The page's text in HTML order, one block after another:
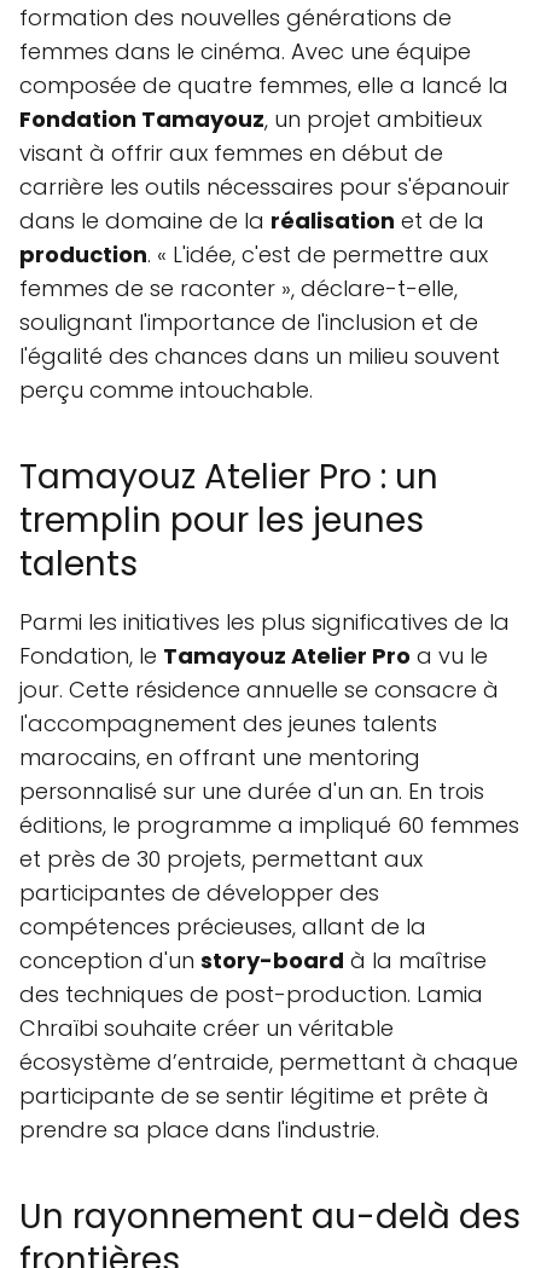
formation des nouvelles générations de
femmes dans le cinéma. Avec une équipe
composée de quatre femmes, elle a lancé la
Fondation Tamayouz, un projet ambitieux
visant à offrir aux femmes en début de
carrière les outils nécessaires pour s'épanouir
dans le domaine de la réalisation et de la
production. « L'idée, c'est de permettre aux
femmes de se raconter », déclare-t-elle,
soulignant l'importance de l'inclusion et de
l'égalité des chances dans un milieu souvent
perçu comme intouchable.
Tamayouz Atelier Pro : un
tremplin pour les jeunes
talents
Parmi les initiatives les plus significatives de la
Fondation, le Tamayouz Atelier Pro a vu le
jour. Cette résidence annuelle se consacre à
l'accompagnement des jeunes talents
marocains, en offrant une mentoring
personnalisé sur une durée d'un an. En trois
éditions, le programme a impliqué 60 femmes
et près de 30 projets, permettant aux
participantes de développer des
compétences précieuses, allant de la
conception d'un story-board à la maîtrise
des techniques de post-production. Lamia
Chraïbi souhaite créer un véritable
écosystème d’entraide, permettant à chaque
participante de se sentir légitime et prête à
prendre sa place dans l'industrie.
Un rayonnement au-delà des